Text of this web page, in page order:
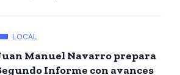
LOCAL
Manuel Navarro prepara
Informe con avances